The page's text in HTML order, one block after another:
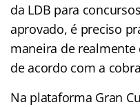
da LDB para
aprovado, é preciso
maneira de
de acordo com a
Na plataforma Gran